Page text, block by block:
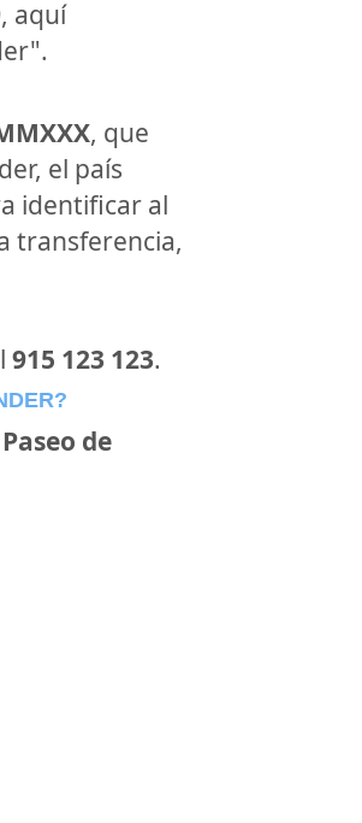
, aquí
, que
el país
identificar al
transferencia,
915 123 123.
Paseo de